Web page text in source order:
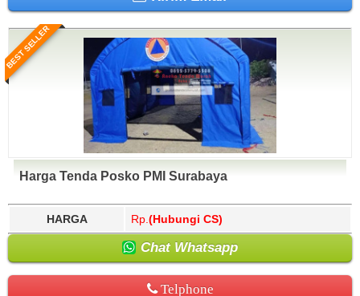
BEST SELLER
Harga Tenda Posko PMI Surabaya
HARGA Rp. (Hubungi CS)
Chat Whatsapp
Telphone